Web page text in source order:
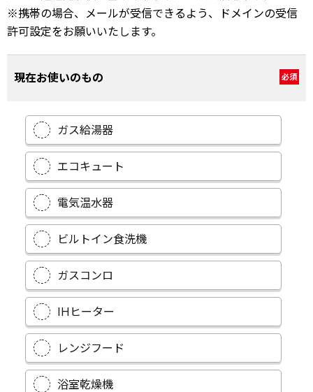
※携帯の場合、メールが受信できるよう、ドメインの受信
許可設定をお願いいたします。
現在お使いのもの 必須
ガス給湯器
エコキュート
電気温水器
ビルトイン食洗機
ガスコンロ
IHヒーター
レンジフード
浴室乾燥機